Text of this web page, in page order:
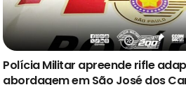
Polícia Militar apreende rifle
abordagem em São José dos